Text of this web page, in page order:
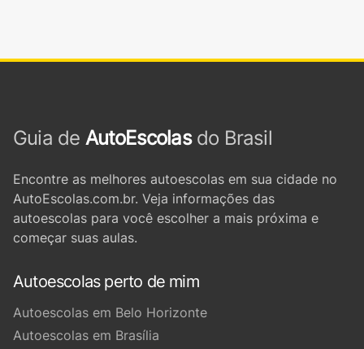
Guia de AutoEscolasdo Brasil
Encontre as melhores autoescolas em sua cidade no
AutoEscolas.com.br. Veja informações das
autoescolas para você escolher a mais próxima e
começar suas aulas.
Autoescolas perto de mim
Autoescolas em Belo Horizonte
Autoescolas em Brasília